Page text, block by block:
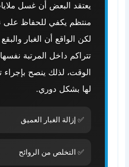
يعتقد البعض أن غسل
منتظم يكفي للحفاظ على
لكن الواقع أن الغبار
تتراكم داخل المرتبة
الوقت، لذلك ينصح
لها بشكل دوري.
✅ إزالة الغبار العميق
✅ التخلص من الروائح